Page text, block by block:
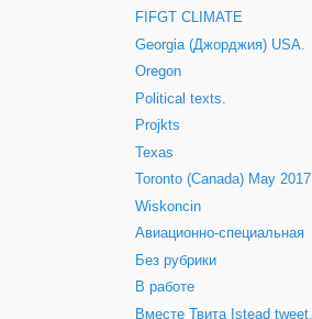
FIFGT CLIMATE
Georgia (Джорджия) USA.
Oregon
Political texts.
Projkts
Texas
Toronto (Canada) May 2017
Wiskoncin
Авиационно-специальная
Без рубрики
В работе
Вместе Твита Istead tweet.